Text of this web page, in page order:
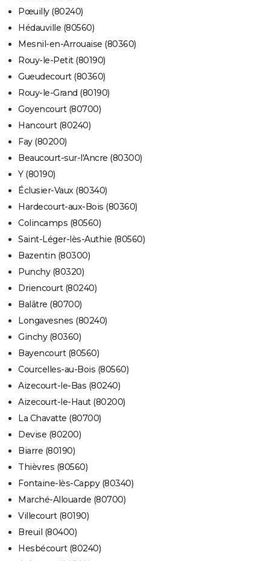
Pœuilly (80240)
Hédauville (80560)
Mesnil-en-Arrouaise (80360)
Rouy-le-Petit (80190)
Gueudecourt (80360)
Rouy-le-Grand (80190)
Goyencourt (80700)
Hancourt (80240)
Fay (80200)
Beaucourt-sur-l'Ancre (80300)
Y (80190)
Éclusier-Vaux (80340)
Hardecourt-aux-Bois (80360)
Colincamps (80560)
Saint-Léger-lès-Authie (80560)
Bazentin (80300)
Punchy (80320)
Driencourt (80240)
Balâtre (80700)
Longavesnes (80240)
Ginchy (80360)
Bayencourt (80560)
Courcelles-au-Bois (80560)
Aizecourt-le-Bas (80240)
Aizecourt-le-Haut (80200)
La Chavatte (80700)
Devise (80200)
Biarre (80190)
Thièvres (80560)
Fontaine-lès-Cappy (80340)
Marché-Allouarde (80700)
Villecourt (80190)
Breuil (80400)
Hesbécourt (80240)